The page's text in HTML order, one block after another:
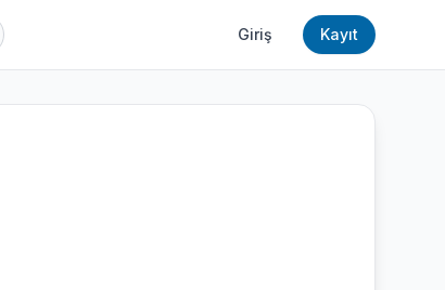
Giriş Kayıt